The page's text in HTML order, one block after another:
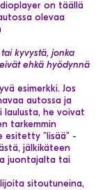
on täällä
olevaa
kyvystä, jonka
ehkä hyödynnä
esimerkki. Jos
autossa ja
laulusta, he voivat
tarkemmin
esitetty ”lisää” -
jälkikäteen
juontajalta tai
sitoutuneina,